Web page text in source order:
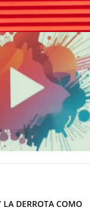
LA DERROTA COMO